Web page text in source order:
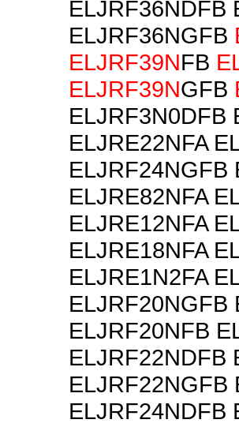
ELJRF36NDFB
ELJRF36NGFB
ELJRF39NFB
ELJRF39NGFB
ELJRF3N0DFB
ELJRE22NFA
ELJRF24NGFB
ELJRE82NFA
ELJRE12NFA
ELJRE18NFA
ELJRE1N2FA
ELJRF20NGFB
ELJRF20NFB
ELJRF22NDFB
ELJRF22NGFB
ELJRF24NDFB